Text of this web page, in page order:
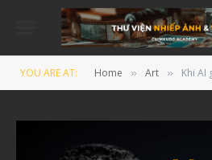
YOU ARE AT: Home » Art » Khi AI